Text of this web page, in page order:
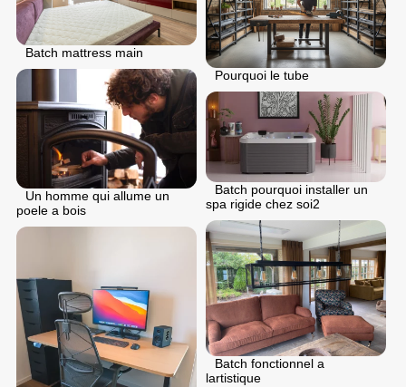
Batch mattress main
Pourquoi le tube
Un homme qui allume un
poele a bois
Batch pourquoi installer un
spa rigide chez soi2
Batch fonctionnel a
lartistique